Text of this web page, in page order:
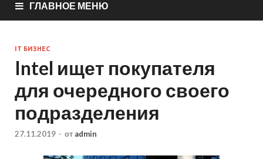
ГЛАВНОЕ МЕНЮ
IT БИЗНЕС
Intel ищет покупателя
для очередного своего
подразделения
27.11.2019 - от admin